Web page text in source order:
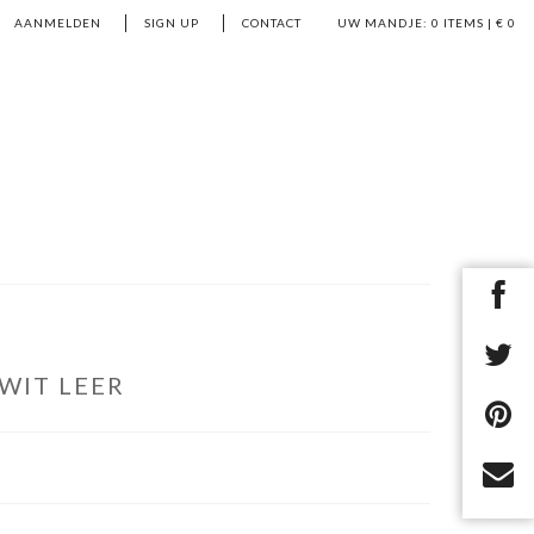
UW MANDJE: 0 ITEMS | € 0
AANMELDEN SIGN UP CONTACT
LEER